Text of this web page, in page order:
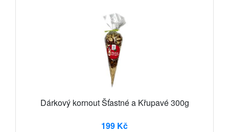
Dárkový kornout Šťastné a Křupavé 300g
199 Kč